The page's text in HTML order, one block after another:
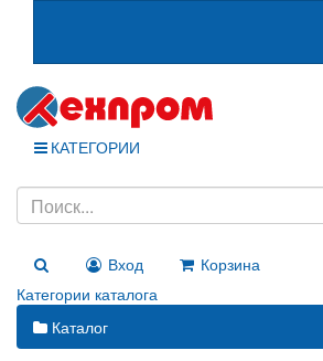
КАТЕГОРИИ
Вход
Корзина
Категории каталога
Каталог